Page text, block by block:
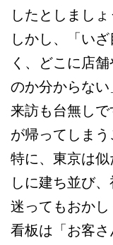
したとしましょ
しかし、「い
く、どこに店
のか分からな
来訪も台無し
が帰ってしまう
特に、東京は
しに建ち並び
迷ってもおかし
看板は「お客